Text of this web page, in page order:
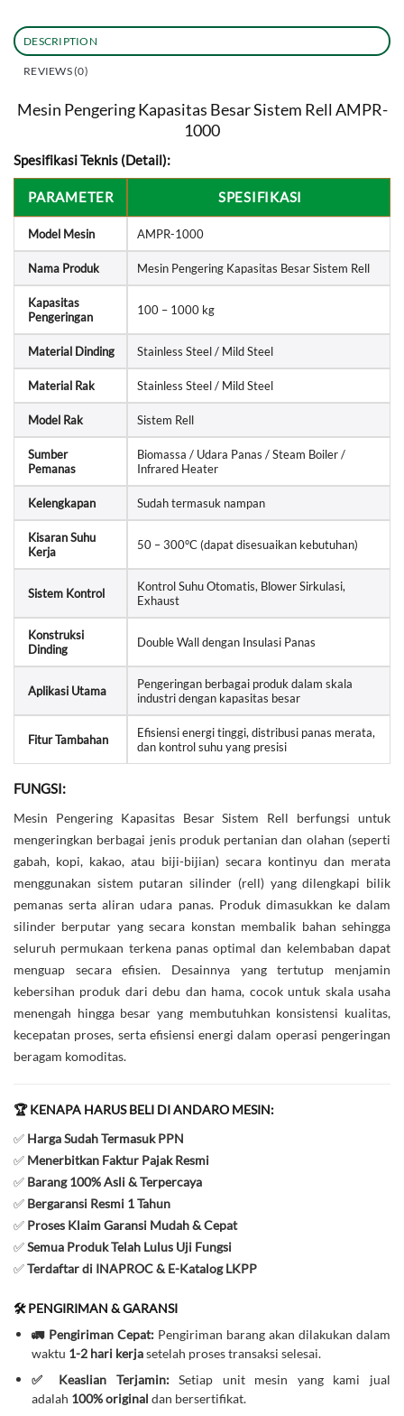
DESCRIPTION
REVIEWS (0)
Mesin Pengering Kapasitas Besar Sistem Rell AMPR-
1000
Spesifikasi Teknis (Detail):
PARAMETER SPESIFIKASI
Model Mesin AMPR-1000
Nama Produk Mesin Pengering Kapasitas Besar Sistem Rell
Kapasitas
Pengeringan
100 – 1000 kg
Material Dinding Stainless Steel / Mild Steel
Material Rak Stainless Steel / Mild Steel
Model Rak Sistem Rell
Sumber
Pemanas
Biomassa / Udara Panas / Steam Boiler /
Infrared Heater
Kelengkapan Sudah termasuk nampan
Kisaran Suhu
Kerja
50 – 300°C (dapat disesuaikan kebutuhan)
Sistem Kontrol
Kontrol Suhu Otomatis, Blower Sirkulasi,
Exhaust
Konstruksi
Dinding
Double Wall dengan Insulasi Panas
Aplikasi Utama
Pengeringan berbagai produk dalam skala
industri dengan kapasitas besar
Fitur Tambahan
Efisiensi energi tinggi, distribusi panas merata,
dan kontrol suhu yang presisi
FUNGSI:
Mesin Pengering Kapasitas Besar Sistem Rell berfungsi untuk
mengeringkan berbagai jenis produk pertanian dan olahan (seperti
gabah, kopi, kakao, atau biji-bijian) secara kontinyu dan merata
menggunakan sistem putaran silinder (rell) yang dilengkapi bilik
pemanas serta aliran udara panas. Produk dimasukkan ke dalam
silinder berputar yang secara konstan membalik bahan sehingga
seluruh permukaan terkena panas optimal dan kelembaban dapat
menguap secara efisien. Desainnya yang tertutup menjamin
kebersihan produk dari debu dan hama, cocok untuk skala usaha
menengah hingga besar yang membutuhkan konsistensi kualitas,
kecepatan proses, serta efisiensi energi dalam operasi pengeringan
beragam komoditas.
🏆 KENAPA HARUS BELI DI ANDARO MESIN:
✅ Harga Sudah Termasuk PPN
✅ Menerbitkan Faktur Pajak Resmi
✅ Barang 100% Asli & Terpercaya
✅ Bergaransi Resmi 1 Tahun
✅ Proses Klaim Garansi Mudah & Cepat
✅Semua Produk Telah Lulus Uji Fungsi
✅Terdaftar di INAPROC & E-Katalog LKPP
🛠️ PENGIRIMAN & GARANSI
🚛 Pengiriman Cepat:Pengiriman barang akan dilakukan dalam
waktu 1-2 hari kerjasetelah proses transaksi selesai.
✅ Keaslian Terjamin:Setiap unit mesin yang kami jual
adalah 100% original dan bersertifikat.